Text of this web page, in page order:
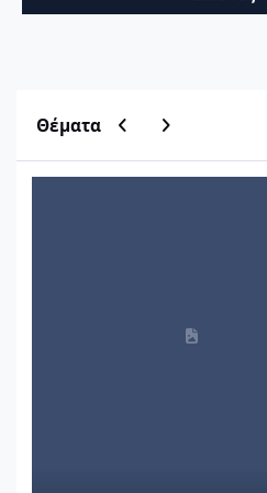
Θέματα Previous carousel
Next carousel